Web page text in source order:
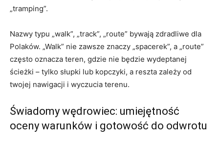
„tramping”.
Nazwy typu „walk”, „track”, „route” bywają zdradliwe dla
Polaków. „Walk” nie zawsze znaczy „spacerek”, a „route”
często oznacza teren, gdzie nie będzie wydeptanej
ścieżki – tylko słupki lub kopczyki, a reszta zależy od
twojej nawigacji i wyczucia terenu.
Świadomy wędrowiec: umiejętność
oceny warunków i gotowość do odwrotu